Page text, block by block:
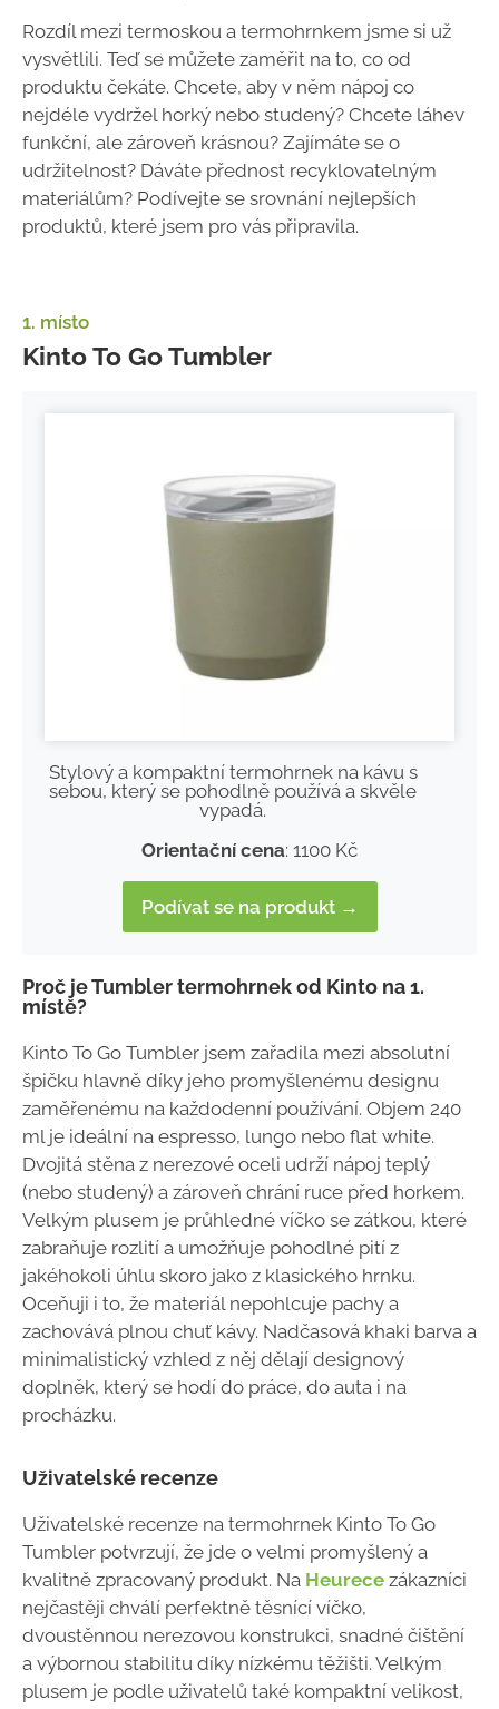
Rozdíl mezi termoskou a termohrnkem jsme si už
vysvětlili. Teď se můžete zaměřit na to, co od
produktu čekáte. Chcete, aby v něm nápoj co
nejdéle vydržel horký nebo studený? Chcete láhev
funkční, ale zároveň krásnou? Zajímáte se o
udržitelnost? Dáváte přednost recyklovatelným
materiálům? Podívejte se srovnání nejlepších
produktů, které jsem pro vás připravila.
1. místo
Kinto To Go Tumbler
Stylový a kompaktní termohrnek na kávu s
sebou, který se pohodlně používá a skvěle
vypadá.
Orientační cena: 1100 Kč
Podívat se na produkt →
Proč je Tumbler termohrnek od Kinto na 1.
místě?
Kinto To Go Tumbler jsem zařadila mezi absolutní
špičku hlavně díky jeho promyšlenému designu
zaměřenému na každodenní používání. Objem 240
ml je ideální na espresso, lungo nebo flat white.
Dvojitá stěna z nerezové oceli udrží nápoj teplý
(nebo studený) a zároveň chrání ruce před horkem.
Velkým plusem je průhledné víčko se zátkou, které
zabraňuje rozlití a umožňuje pohodlné pití z
jakéhokoli úhlu skoro jako z klasického hrnku.
Oceňuji i to, že materiál nepohlcuje pachy a
zachovává plnou chuť kávy. Nadčasová khaki barva a
minimalistický vzhled z něj dělají designový
doplněk, který se hodí do práce, do auta i na
procházku.
Uživatelské recenze
Uživatelské recenze na termohrnek Kinto To Go
Tumbler potvrzují, že jde o velmi promyšlený a
kvalitně zpracovaný produkt. Na Heurece zákazníci
nejčastěji chválí perfektně těsnící víčko,
dvoustěnnou nerezovou konstrukci, snadné čištění
a výbornou stabilitu díky nízkému těžišti. Velkým
plusem je podle uživatelů také kompaktní velikost,